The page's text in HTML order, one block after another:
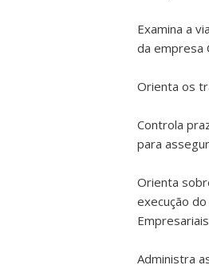
Examina a
da empresa
Orienta os
Controla
para
Orienta
execução
Administra